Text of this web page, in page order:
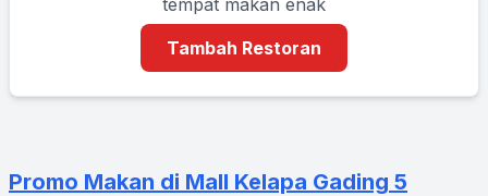
tempat makan enak
Tambah Restoran
Promo Makan di Mall Kelapa Gading 5